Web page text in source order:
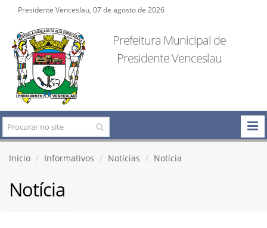
Presidente Venceslau, 07 de agosto de 2026
Prefeitura Municipal de
Presidente Venceslau
Início Informativos Notícias Notícia
Notícia